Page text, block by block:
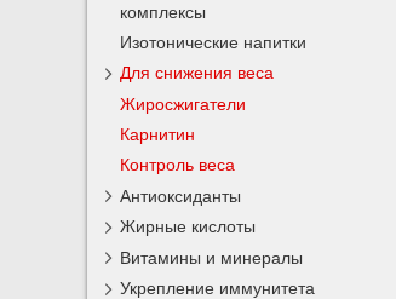
комплексы
Изотонические напитки
Для снижения веса
Жиросжигатели
Карнитин
Контроль веса
Антиоксиданты
Жирные кислоты
Витамины и минералы
Укрепление иммунитета